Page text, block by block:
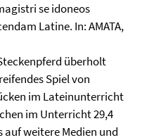
se idoneos
Latine. In: AMATA,
überholt
Spiel von
im Lateinunterricht
im Unterricht 29,4
auf weitere Medien und